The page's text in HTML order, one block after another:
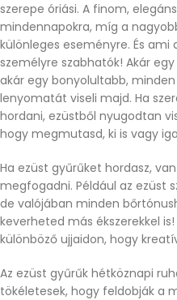
szerepe óriási. A finom,
mindennapokra, míg a
különleges eseményre. És ami
személyre szabhatók! Akár
akár egy bonyolultabb,
lenyomatát viseli majd. Ha
hordani, ezüstből nyugodtan
hogy megmutasd, ki is vagy
Ha ezüst gyűrűket hordasz,
megfogadni. Például az ezüst
de valójában minden
keverheted más ékszerekkel
különböző ujjaidon, hogy
Az ezüst gyűrűk hétköznapi
tökéletesek, hogy feldobják a